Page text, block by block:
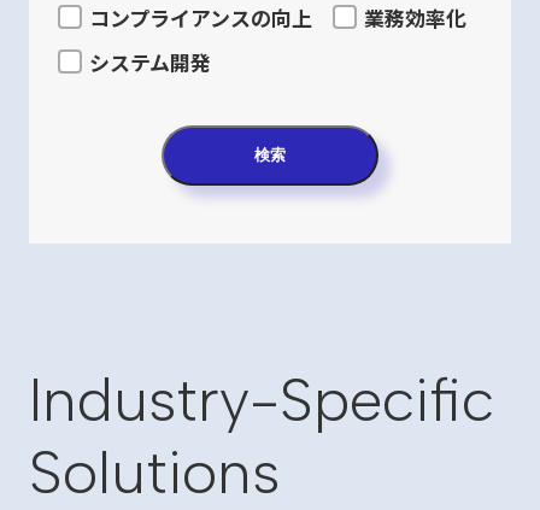
コンプライアンスの向上
業務効率化
システム開発
検索
Industry-Specific
Solutions